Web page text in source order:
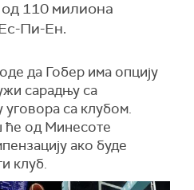
110 милиона
Пи-Ен.
да Гобер има опцију
сарадњу са
са клубом.
ће од Минесоте
ако буде
клуб.